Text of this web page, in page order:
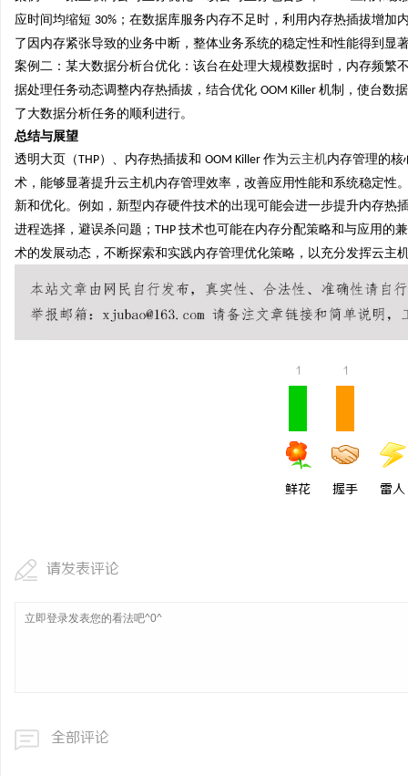
应时间均缩短 30% ；在数据库服务内存不足时，利用内存热插拔增加
了因内存紧张导致的业务中断，整体业务系统的稳定性和性能得到显
案例二：某大数据分析台优化：该台在处理大规模数据时，内存频繁
据处理任务动态调整内存热插拔，结合优化 OOM Killer 机制，使台数
了大数据分析任务的顺利进行。
总结与展望
透明大页（THP）、内存热插拔和 OOM Killer 作为云主机内存管理的核
术，能够显著提升云主机内存管理效率，改善应用性能和系统稳定
新和优化。例如，新型内存硬件技术的出现可能会进一步提升内存热
进程选择，避误杀问题； THP 技术也可能在内存分配策略和与应用的
术的发展动态，不断探索和实践内存管理优化策略，以充分发挥云主
1
鲜花
1
握手 雷人
请发表评论
全部评论